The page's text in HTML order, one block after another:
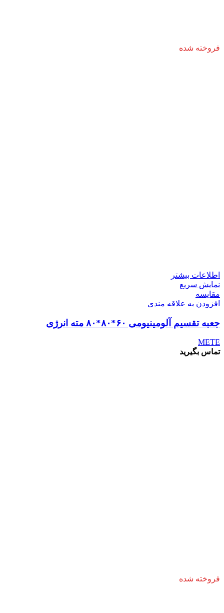
فروخته شده
اطلاعات بیشتر
نمایش سریع
مقايسه
افزودن به علاقه مندی
جعبه تقسیم آلومینیومی ۶۰*۸۰*۸۰ مته انرژی
METE
تماس بگیرید
فروخته شده